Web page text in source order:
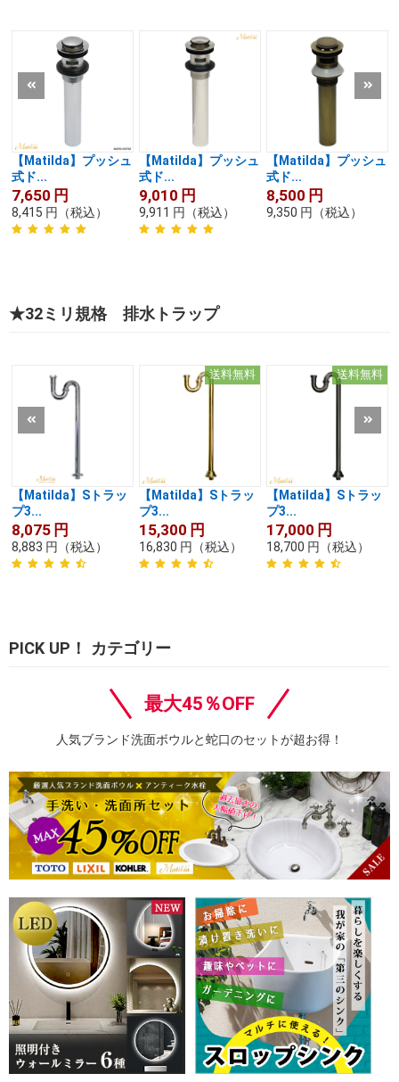
【Matilda】プッシュ
式ド...
7,650 円
8,415 円 （税込）
【Matilda】プッシュ
式ド...
9,010 円
9,911 円 （税込）
【Matilda】プッシュ
式ド...
8,500 円
9,350 円 （税込）
★32ミリ規格 排水トラップ
【Matilda】Sトラッ
プ3...
8,075 円
8,883 円 （税込）
送料無料
【Matilda】Sトラッ
プ3...
15,300 円
16,830 円 （税込）
送料無料
【Matilda】Sトラッ
プ3...
17,000 円
18,700 円 （税込）
PICK UP！ カテゴリー
最大45％OFF
人気ブランド洗面ボウルと蛇口のセットが超お得！